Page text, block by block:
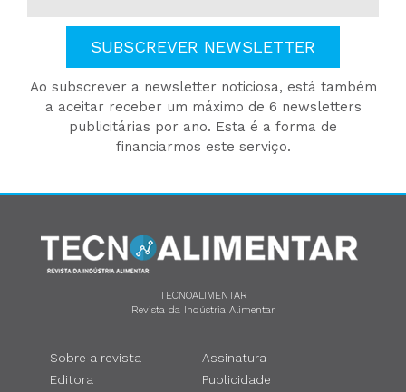
SUBSCREVER NEWSLETTER
Ao subscrever a newsletter noticiosa, está também
a aceitar receber um máximo de 6 newsletters
publicitárias por ano. Esta é a forma de
financiarmos este serviço.
TECNOALIMENTAR
Revista da Indústria Alimentar
Sobre a revista
Editora
Assinatura
Publicidade